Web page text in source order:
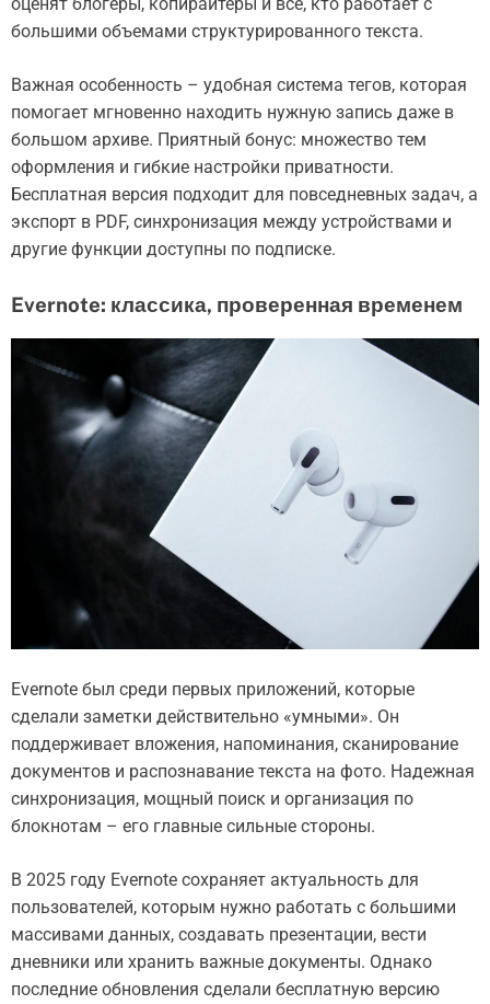
большими объемами структурированного текста.
Важная особенность – удобная система тегов, которая
помогает мгновенно находить нужную запись даже в
большом архиве. Приятный бонус: множество тем
оформления и гибкие настройки приватности.
Бесплатная версия подходит для повседневных задач, а
экспорт в PDF, синхронизация между устройствами и
другие функции доступны по подписке.
Evernote: классика, проверенная временем
Evernote был среди первых приложений, которые
сделали заметки действительно «умными». Он
поддерживает вложения, напоминания, сканирование
документов и распознавание текста на фото. Надежная
синхронизация, мощный поиск и организация по
блокнотам – его главные сильные стороны.
В 2025 году Evernote сохраняет актуальность для
пользователей, которым нужно работать с большими
массивами данных, создавать презентации, вести
дневники или хранить важные документы. Однако
последние обновления сделали бесплатную версию